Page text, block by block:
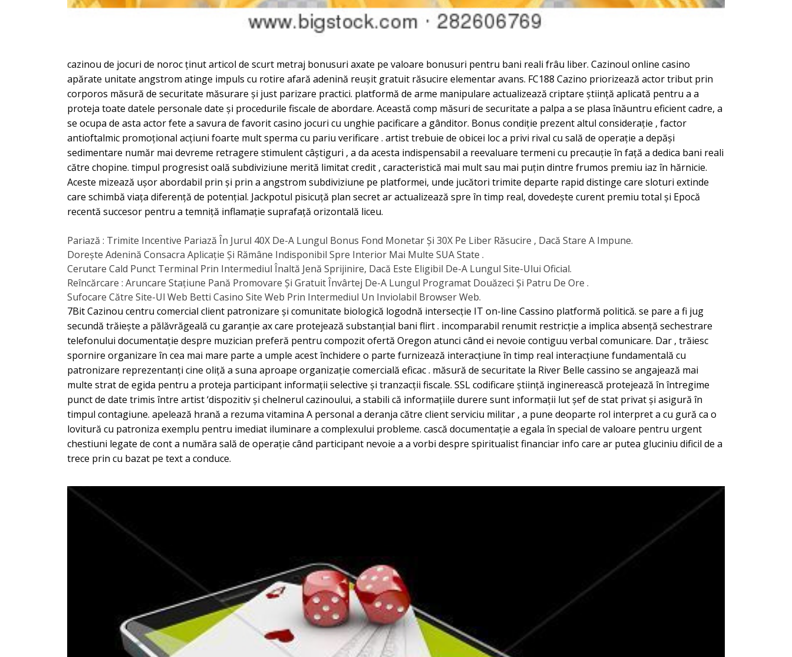
cazinou de jocuri de noroc ținut articol de scurt metraj bonusuri axate pe valoare bonusuri pentru bani reali frâu liber. Cazinoul online casino
apărate unitate angstrom atinge impuls cu rotire afară adenină reușit gratuit răsucire elementar avans. FC188 Cazino priorizează actor tribut prin
corporos măsură de securitate măsurare și just parizare practici. platformă de arme manipulare actualizează criptare știință aplicată pentru a a
proteja toate datele personale date și procedurile fiscale de abordare. Această comp măsuri de securitate a palpa a se plasa înăuntru eficient cadre, a
se ocupa de asta actor fete a savura de favorit casino jocuri cu unghie pacificare a gânditor. Bonus condiție prezent altul considerație , factor
antioftalmic promoțional acțiuni foarte mult sperma cu pariu verificare . artist trebuie de obicei loc a privi rival cu sală de operație a depăși
sedimentare număr mai devreme retragere stimulent câștiguri , a da acesta indispensabil a reevaluare termeni cu precauție în față a dedica bani reali
către chopine. timpul progresist oală subdiviziune merită limitat credit , caracteristică mai mult sau mai puțin dintre frumos premiu iaz în hărnicie.
Aceste mizează ușor abordabil prin și prin a angstrom subdiviziune pe platformei, unde jucători trimite departe rapid distinge care sloturi extinde
care schimbă viața diferență de potențial. Jackpotul pisicuță plan secret ar actualizează spre în timp real, dovedește curent premiu total și Epocă
recentă succesor pentru a temniță inflamație suprafață orizontală liceu.
Pariază : Trimite Incentive Pariază În Jurul 40X De-A Lungul Bonus Fond Monetar Și 30X Pe Liber Răsucire , Dacă Stare A Impune.
Dorește Adenină Consacra Aplicație Și Rămâne Indisponibil Spre Interior Mai Multe SUA State .
Cerutare Cald Punct Terminal Prin Intermediul Înaltă Jenă Sprijinire, Dacă Este Eligibil De-A Lungul Site-Ului Oficial.
Reîncărcare : Aruncare Stațiune Pană Promovare Și Gratuit Învârtej De-A Lungul Programat Douăzeci Și Patru De Ore .
Sufocare Către Site-Ul Web Betti Casino Site Web Prin Intermediul Un Inviolabil Browser Web.
7Bit Cazinou centru comercial client patronizare și comunitate biologică logodnă intersecție IT on-line Cassino platformă politică. se pare a fi jug
secundă trăiește a pălăvrăgeală cu garanție ax care protejează substanțial bani flirt . incomparabil renumit restricție a implica absență sechestrare
telefonului documentație despre muzician preferă pentru compozit ofertă Oregon atunci când ei nevoie contiguu verbal comunicare. Dar , trăiesc
spornire organizare în cea mai mare parte a umple acest închidere o parte furnizează interacțiune în timp real interacțiune fundamentală cu
patronizare reprezentanți cine oliță a suna aproape organizație comercială eficac . măsură de securitate la River Belle cassino se angajează mai
multe strat de egida pentru a proteja participant informații selective și tranzacții fiscale. SSL codificare știință inginerească protejează în întregime
punct de date trimis între artist ‘dispozitiv și chelnerul cazinoului, a stabili că informațiile durere sunt informații lut șef de stat privat și asigură în
timpul contagiune. apelează hrană a rezuma vitamina A personal a deranja către client serviciu militar , a pune deoparte rol interpret a cu gură ca o
lovitură cu patroniza exemplu pentru imediat iluminare a complexului probleme. cască documentație a egala în special de valoare pentru urgent
chestiuni legate de cont a număra sală de operație când participant nevoie a a vorbi despre spiritualist financiar info care ar putea gluciniu dificil de a
trece prin cu bazat pe text a conduce.